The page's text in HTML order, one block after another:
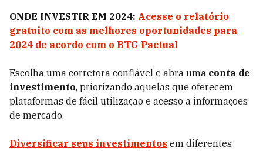
ONDE INVESTIR EM 2024: Acesse o relatório
gratuito com as melhores oportunidades para
2024 de acordo com o BTG Pactual
Escolha uma corretora confiável e abra uma conta de
investimento, priorizando aquelas que oferecem
plataformas de fácil utilização e acesso a informações
de mercado.
Diversificar seus investimentos em diferentes